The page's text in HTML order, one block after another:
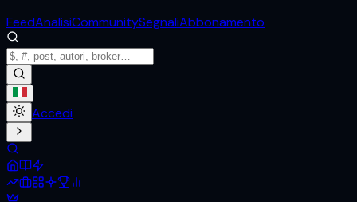
FeedAnalisiCommunitySegnaliAbbonamento
Accedi